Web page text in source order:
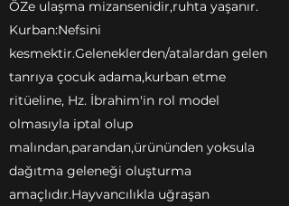
ÖZe ulaşma mizansenidir,ruhta yaşanır.
Kurban:Nefsini
kesmektir.Geleneklerden/atalardan gelen
tanrıya çocuk adama,kurban etme
ritüeline, Hz. İbrahim'in rol model
olmasıyla iptal olup
malından,parandan,ürününden yoksula
dağıtma geleneği oluşturma
amaçlıdır.Hayvancılıkla uğraşan